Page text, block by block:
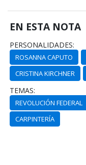
EN ESTA NOTA
PERSONALIDADES:
ROSANNA CAPUTO
CRISTINA KIRCHNER
TEMAS:
REVOLUCIÓN FEDERAL
CARPINTERÍA